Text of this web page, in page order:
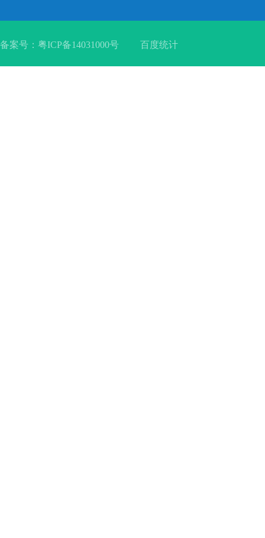
备案号： 粤ICP备14031000号 百度统计